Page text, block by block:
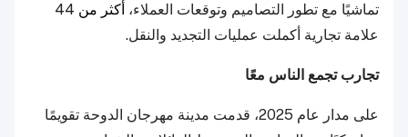
تماشيًا مع تطور التصاميم وتوقعات العملاء، أكثر من 44
علامة تجارية أكملت عمليات التجديد والنقل.
تجارب تجمع الناس معًا
على مدار عام 2025، قدمت مدينة مهرجان الدوحة تقويمًا